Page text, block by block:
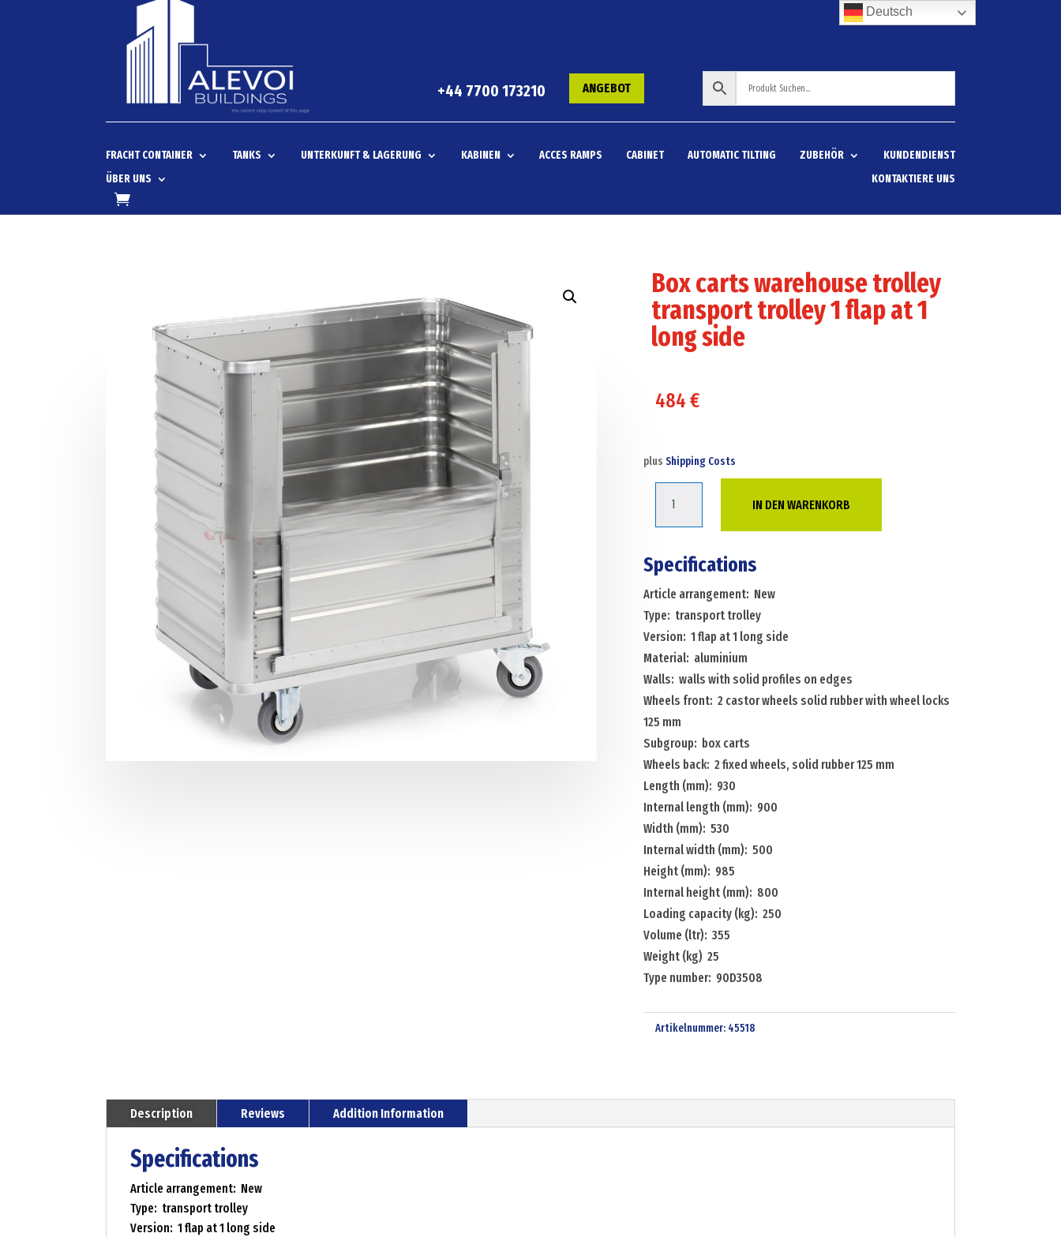
+44 7700 173210 ANGEBOT
FRACHT CONTAINER TANKS UNTERKUNFT & LAGERUNG KABINEN ACCES RAMPS CABINET AUTOMATIC TILTING ZUBEHÖR
KUNDENDIENST
ÜBER UNS
KONTAKTIERE UNS
Box carts warehouse trolley
transport trolley 1 flap at 1
long side
484€
plus Shipping Costs
trolley
transport
trolley
1
flap
at
1
long
side
Menge
IN DEN WARENKORB
Specifications
Article arrangement: New
Type: transport trolley
Version: 1 flap at 1 long side
Material: aluminium
Walls: walls with solid profiles on edges
Wheels front: 2 castor wheels solid rubber with wheel locks
125 mm
Subgroup: box carts
Wheels back: 2 fixed wheels, solid rubber 125 mm
Length (mm): 930
Internal length (mm): 900
Width (mm): 530
Internal width (mm): 500
Height (mm): 985
Internal height (mm): 800
Loading capacity (kg): 250
Volume (ltr): 355
Weight (kg) 25
Type number: 90D3508
Artikelnummer: 45518
Description Reviews Addition Information
Specifications
Article arrangement: New
Type: transport trolley
Version: 1 flap at 1 long side
Deutsch